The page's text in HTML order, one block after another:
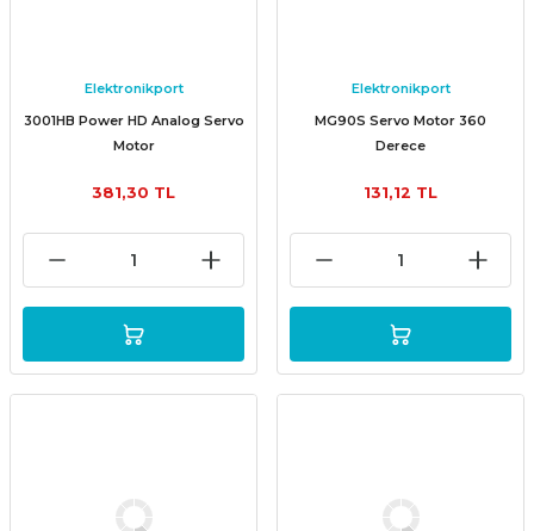
Elektronikport
3001HB Power HD Analog Servo
Motor
381,30 TL
Elektronikport
MG90S Servo Motor 360
Derece
131,12 TL